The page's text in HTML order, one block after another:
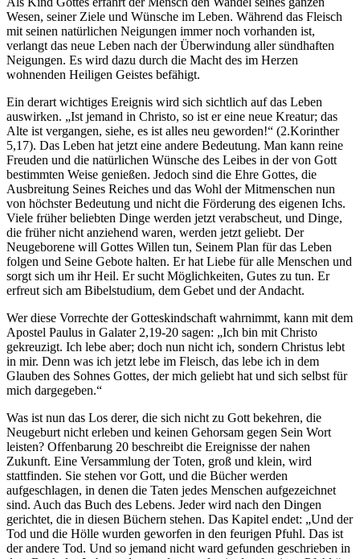
Wesen, seiner Ziele und Wünsche im Leben. Während das Fleisch
mit seinen natürlichen Neigungen immer noch vorhanden ist,
verlangt das neue Leben nach der Überwindung aller sündhaften
Neigungen. Es wird dazu durch die Macht des im Herzen
wohnenden Heiligen Geistes befähigt.
Ein derart wichtiges Ereignis wird sich sichtlich auf das Leben
auswirken. „Ist jemand in Christo, so ist er eine neue Kreatur; das
Alte ist vergangen, siehe, es ist alles neu geworden!“ (2.Korinther
5,17). Das Leben hat jetzt eine andere Bedeutung. Man kann reine
Freuden und die natürlichen Wünsche des Leibes in der von Gott
bestimmten Weise genießen. Jedoch sind die Ehre Gottes, die
Ausbreitung Seines Reiches und das Wohl der Mitmenschen nun
von höchster Bedeutung und nicht die Förderung des eigenen Ichs.
Viele früher beliebten Dinge werden jetzt verabscheut, und Dinge,
die früher nicht anziehend waren, werden jetzt geliebt. Der
Neugeborene will Gottes Willen tun, Seinem Plan für das Leben
folgen und Seine Gebote halten. Er hat Liebe für alle Menschen und
sorgt sich um ihr Heil. Er sucht Möglichkeiten, Gutes zu tun. Er
erfreut sich am Bibelstudium, dem Gebet und der Andacht.
Wer diese Vorrechte der Gotteskindschaft wahrnimmt, kann mit dem
Apostel Paulus in Galater 2,19-20 sagen: „Ich bin mit Christo
gekreuzigt. Ich lebe aber; doch nun nicht ich, sondern Christus lebt
in mir. Denn was ich jetzt lebe im Fleisch, das lebe ich in dem
Glauben des Sohnes Gottes, der mich geliebt hat und sich selbst für
mich dargegeben.“
Was ist nun das Los derer, die sich nicht zu Gott bekehren, die
Neugeburt nicht erleben und keinen Gehorsam gegen Sein Wort
leisten? Offenbarung 20 beschreibt die Ereignisse der nahen
Zukunft. Eine Versammlung der Toten, groß und klein, wird
stattfinden. Sie stehen vor Gott, und die Bücher werden
aufgeschlagen, in denen die Taten jedes Menschen aufgezeichnet
sind. Auch das Buch des Lebens. Jeder wird nach den Dingen
gerichtet, die in diesen Büchern stehen. Das Kapitel endet: „Und der
Tod und die Hölle wurden geworfen in den feurigen Pfuhl. Das ist
der andere Tod. Und so jemand nicht ward gefunden geschrieben in